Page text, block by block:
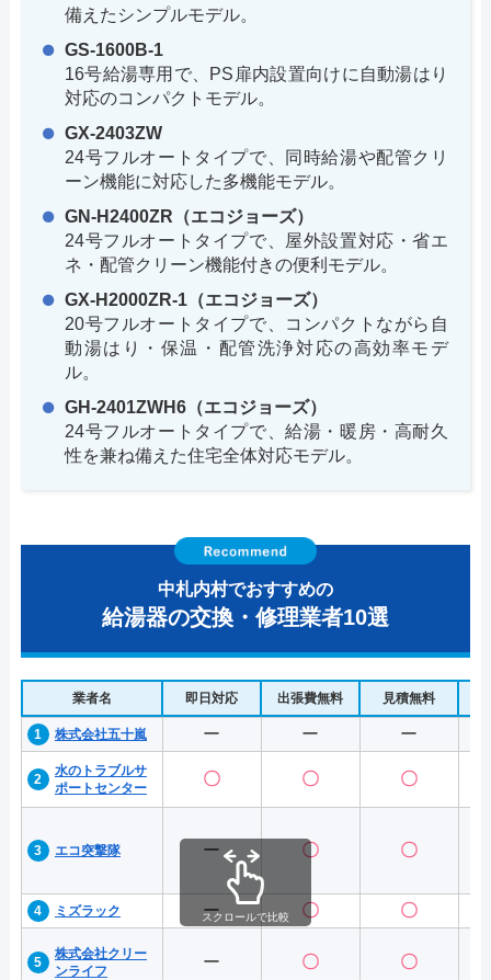
備えたシンプルモデル。
GS-1600B-1
16号給湯専用で、PS扉内設置向けに自動湯はり
対応のコンパクトモデル。
GX-2403ZW
24号フルオートタイプで、同時給湯や配管クリ
ーン機能に対応した多機能モデル。
GN-H2400ZR（エコジョーズ）
24号フルオートタイプで、屋外設置対応・省エ
ネ・配管クリーン機能付きの便利モデル。
GX-H2000ZR-1（エコジョーズ）
20号フルオートタイプで、コンパクトながら自
動湯はり・保温・配管洗浄対応の高効率モデ
ル。
GH-2401ZWH6（エコジョーズ）
24号フルオートタイプで、給湯・暖房・高耐久
性を兼ね備えた住宅全体対応モデル。
中札内村でおすすめの
給湯器の交換・修理業者10選
業者名 即日対応 出張費無料 見積無料
株式会社五十嵐 ー ー ー
水のトラブルサ
ポートセンター
〇 〇 〇
エコ突撃隊 ー 〇 〇
ミズラック ー 〇 〇
株式会社クリー
ンライフ
ー 〇 〇
スクロールで比較